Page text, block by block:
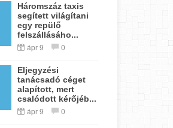
Háromszáz taxis
segített világítani
egy repülő
felszállásáho...
ápr 9 0
Eljegyzési
tanácsadó céget
alapított, mert
csalódott kérőjéb...
ápr 9 0